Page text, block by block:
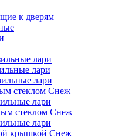
к дверям
лари
лари
лари
стеклом Снеж
лари
стеклом Снеж
лари
крышкой Снеж